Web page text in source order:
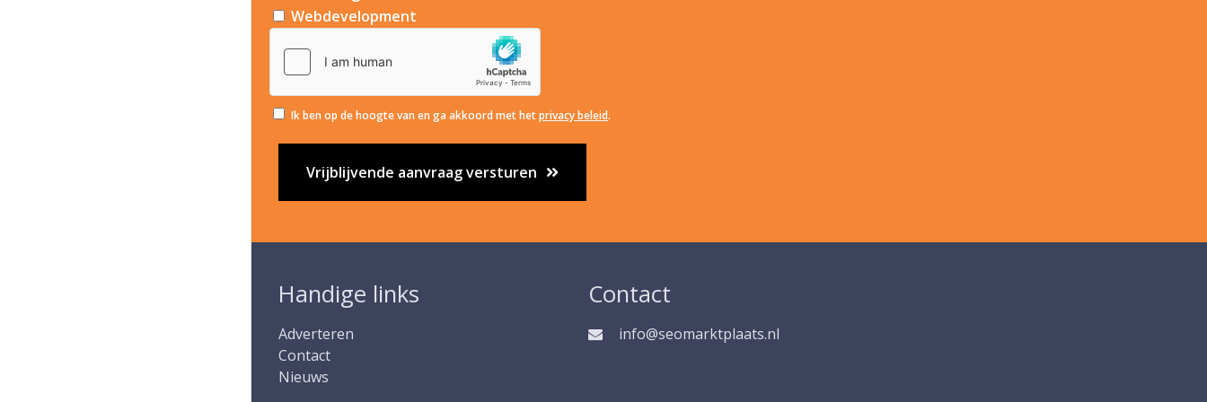
Webdevelopment
Ik ben op de hoogte van en ga akkoord met hetprivacy beleid.
Vrijblijvende aanvraag versturen
Handige links
Adverteren
Contact
Nieuws
Contact
info@seomarktplaats.nl